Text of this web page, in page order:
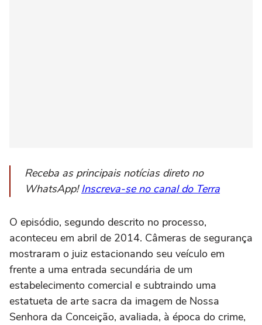
Receba as principais notícias direto no
WhatsApp!Inscreva-se no canal do Terra
O episódio, segundo descrito no processo,
aconteceu em abril de 2014. Câmeras de segurança
mostraram o juiz estacionando seu veículo em
frente a uma entrada secundária de um
estabelecimento comercial e subtraindo uma
estatueta de arte sacra da imagem de Nossa
Senhora da Conceição, avaliada, à época do crime,